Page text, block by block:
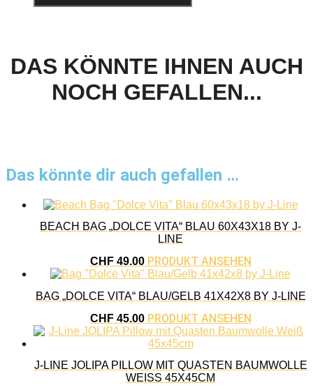
DAS KÖNNTE IHNEN AUCH
NOCH GEFALLEN...
Das könnte dir auch gefallen …
BEACH BAG „DOLCE VITA“ BLAU 60X43X18 BY J-
LINE
CHF49.00 PRODUKT ANSEHEN
BAG „DOLCE VITA“ BLAU/GELB 41X42X8 BY J-LINE
CHF45.00 PRODUKT ANSEHEN
J-LINE JOLIPA PILLOW MIT QUASTEN BAUMWOLLE
WEISS 45X45CM